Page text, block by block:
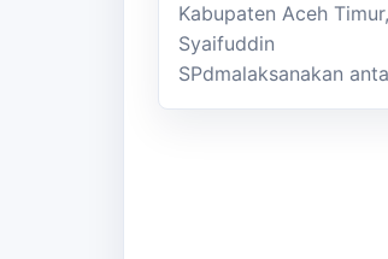
Kabupaten Aceh Timur,
Syaifuddin
SPdmalaksanakan